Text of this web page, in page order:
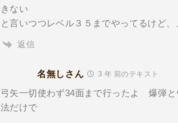
きない
と言いつつレベル３５までやってるけど、
返信
名無しさん 3 年 前のテキスト
弓矢一切使わず34面まで行ったよ 爆弾と
法だけで